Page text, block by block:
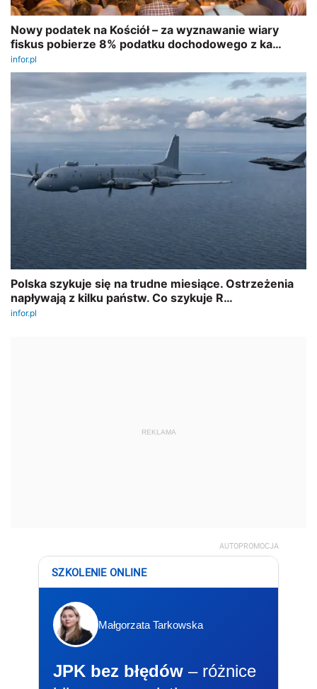
REKLAMA
AUTOPROMOCJA
SZKOLENIE ONLINE
Małgorzata Tarkowska
JPK bez błędów – różnice